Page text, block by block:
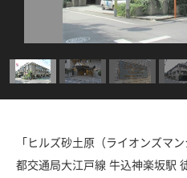
「ヒルズ砂土原（ライオンズマ
都交通局大江戸線 牛込神楽坂駅